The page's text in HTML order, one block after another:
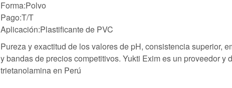
Forma:Polvo
Pago:T/T
Aplicación:Plastificante de PVC
Pureza y exactitud de los valores de pH, consistencia superior,
y bandas de precios competitivos. Yukti Exim es un proveedor y
trietanolamina en Perú